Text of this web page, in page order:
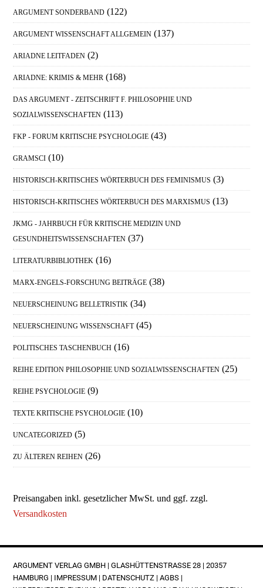
Sidebar
ARGUMENT SONDERBAND (122)
ARGUMENT WISSENSCHAFT ALLGEMEIN (137)
ARIADNE LEITFADEN (2)
ARIADNE: KRIMIS & MEHR (168)
DAS ARGUMENT - ZEITSCHRIFT F. PHILOSOPHIE UND
SOZIALWISSENSCHAFTEN (113)
FKP - FORUM KRITISCHE PSYCHOLOGIE (43)
GRAMSCI (10)
HISTORISCH-KRITISCHES WÖRTERBUCH DES FEMINISMUS (3)
HISTORISCH-KRITISCHES WÖRTERBUCH DES MARXISMUS (13)
JKMG - JAHRBUCH FÜR KRITISCHE MEDIZIN UND
GESUNDHEITSWISSENSCHAFTEN (37)
LITERATURBIBLIOTHEK (16)
MARX-ENGELS-FORSCHUNG BEITRÄGE (38)
NEUERSCHEINUNG BELLETRISTIK (34)
NEUERSCHEINUNG WISSENSCHAFT (45)
POLITISCHES TASCHENBUCH (16)
REIHE EDITION PHILOSOPHIE UND SOZIALWISSENSCHAFTEN (25)
REIHE PSYCHOLOGIE (9)
TEXTE KRITISCHE PSYCHOLOGIE (10)
UNCATEGORIZED (5)
ZU ÄLTEREN REIHEN (26)
Preisangaben inkl. gesetzlicher MwSt. und ggf. zzgl.
Versandkosten
FOOTER
ARGUMENT VERLAG GMBH | GLASHÜTTENSTRASSE 28 | 20357 H
AMBURG | IMPRESSUM | DATENSCHUTZ |AGBS |